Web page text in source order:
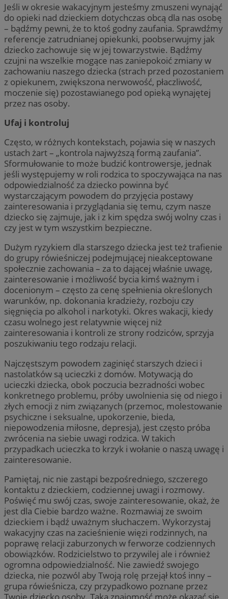
Jeśli w okresie wakacyjnym jesteśmy zmuszeni wynająć
do opieki nad dzieckiem dotychczas obcą dla nas osobę
– bądźmy pewni, że to ktoś godny zaufania. Sprawdźmy
referencje zatrudnianej opiekunki, poobserwujmy jak
dziecko zachowuje się w jej towarzystwie. Bądźmy
czujni na wszelkie mogące nas zaniepokoić zmiany w
zachowaniu naszego dziecka (strach przed pozostaniem
z opiekunem, zwiększona nerwowość, płaczliwość,
moczenie się) pozostawianego pod opieką wynajętej
przez nas osoby.
Ufaj i kontroluj
Często, w różnych kontekstach, pojawia się w naszych
ustach żart – „kontrola najwyższą formą zaufania”.
Sformułowanie to może budzić kontrowersje, jednak
jeśli występujemy w roli rodzica to spoczywająca na nas
odpowiedzialność za dziecko powinna być
wystarczającym powodem do przyjęcia postawy
zainteresowania i przyglądania się temu, czym nasze
dziecko się zajmuje, jak i z kim spędza swój wolny czas i
czy jest w tym wszystkim bezpieczne.
Dużym ryzykiem dla starszego dziecka jest też trafienie
do grupy rówieśniczej podejmującej nieakceptowane
społecznie zachowania – za to dającej właśnie uwagę,
zainteresowanie i możliwość bycia kimś ważnym i
docenionym – często za cenę spełnienia określonych
warunków, np. dokonania kradzieży, rozboju czy
sięgnięcia po alkohol i narkotyki. Okres wakacji, kiedy
czasu wolnego jest relatywnie więcej niż
zainteresowania i kontroli ze strony rodziców, sprzyja
poszukiwaniu tego rodzaju relacji.
Najczęstszym powodem zaginięć starszych dzieci i
nastolatków są ucieczki z domów. Motywacją do
ucieczki dziecka, obok poczucia bezradności wobec
konkretnego problemu, próby uwolnienia się od niego i
złych emocji z nim związanych (przemoc, molestowanie
psychiczne i seksualne, upokorzenie, bieda,
niepowodzenia miłosne, depresja), jest często próba
zwrócenia na siebie uwagi rodzica. W takich
przypadkach ucieczka to krzyk i wołanie o naszą uwagę i
zainteresowanie.
Pamiętaj, nic nie zastąpi bezpośredniego, szczerego
kontaktu z dzieckiem, codziennej uwagi i rozmowy.
Poświęć mu swój czas, swoje zainteresowanie, okaż, że
jest dla Ciebie bardzo ważne. Rozmawiaj ze swoim
dzieckiem i bądź uważnym słuchaczem. Wykorzystaj
wakacyjny czas na zacieśnienie więzi rodzinnych, na
poprawę relacji zaburzonych w ferworze codziennych
obowiązków. Rodzicielstwo to przywilej ale i również
ogromna odpowiedzialność. Nie zawiedź swojego
dziecka, nie pozwól aby Twoją rolę przejął ktoś inny –
grupa rówieśnicza, czy przypadkowo poznane przez
Twoje dziecko osoby. Taka znajomość może okazać się